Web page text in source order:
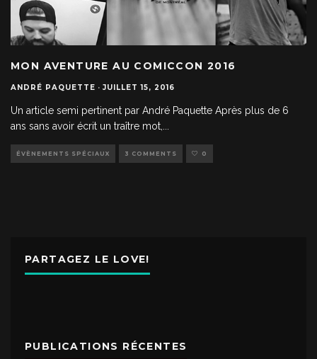
MON AVENTURE AU COMICCON 2016
ANDRÉ PAQUETTE · JUILLET 15, 2016
Un article semi pertinent par André Paquette Après plus de 6
ans sans avoir écrit un traître mot,
ÉVÈNEMENTS SPÉCIAUX 3 COMMENTS 0
PARTAGEZ LE LOVE!
PUBLICATIONS RÉCENTES